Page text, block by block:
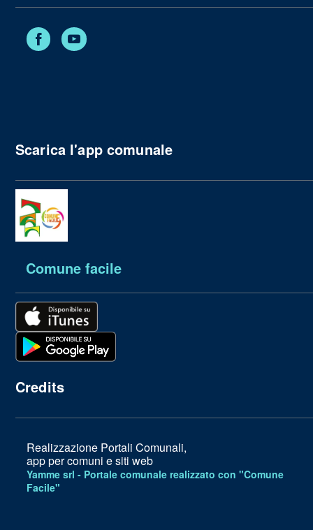
Facebook
Scarica l'app comunale
Comune facile
Credits
Realizzazione Portali Comunali,
app per comuni e siti web
Yamme srl - Portale comunale realizzato con "Comune
Facile"